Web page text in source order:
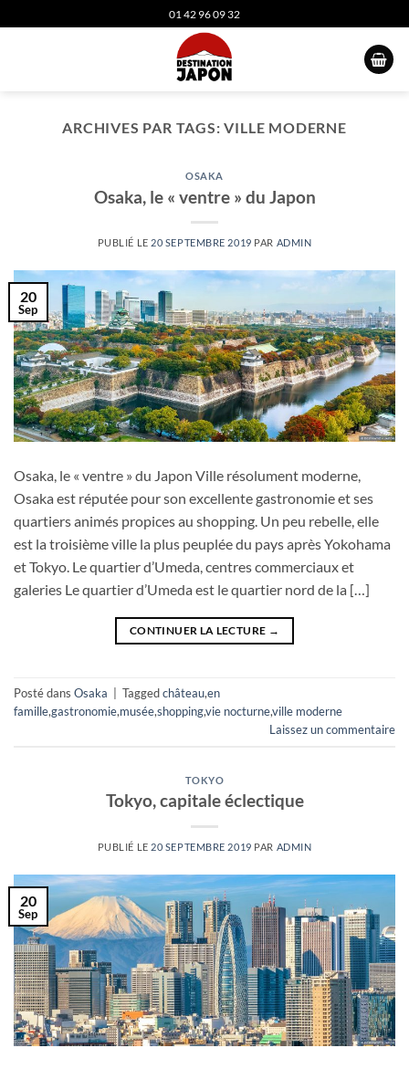
au
01 42 96 09 32
ARCHIVES PAR TAGS:VILLE MODERNE
OSAKA
Osaka, le « ventre » du Japon
PUBLIÉ LE 20 SEPTEMBRE 2019 PAR ADMIN
20
Sep
Osaka, le « ventre » du Japon Ville résolument moderne,
Osaka est réputée pour son excellente gastronomie et ses
quartiers animés propices au shopping. Un peu rebelle, elle
est la troisième ville la plus peuplée du pays après Yokohama
et Tokyo. Le quartier d’Umeda, centres commerciaux et
galeries Le quartier d’Umeda est le quartier nord de la […]
CONTINUER LA LECTURE →
Posté dans Osaka Taggedchâteau,en
famille,gastronomie,musée,shopping,vie nocturne,ville moderne
Laissez un commentaire
TOKYO
Tokyo, capitale éclectique
PUBLIÉ LE 20 SEPTEMBRE 2019 PAR ADMIN
20
Sep